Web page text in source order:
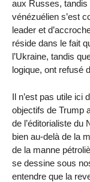
aux Russes, tandis
vénézuélien s’est
leader et
réside dans le fait
l’Ukraine, tandis
logique, ont refusé
Il n’est pas utile ici
objectifs de Trump
de l’éditorialiste du
bien au-delà de la
de la manne
se dessine sous
entendre que la